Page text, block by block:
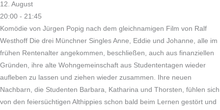
12. August
20:00 - 21:45
Komödie von Jürgen Popig nach dem gleichnamigen Film von Ralf
Westhoff Die drei Münchner Singles Anne, Eddie und Johanne, alle im
frühen Rentenalter angekommen, beschließen, auch aus finanziellen
Gründen, ihre alte Wohngemeinschaft aus Studententagen wieder
aufleben zu lassen und ziehen wieder zusammen. Ihre neuen
Nachbarn, die Studenten Barbara, Katharina und Thorsten, fühlen sich
von den feiersüchtigen Althippies schon bald beim Lernen gestört und